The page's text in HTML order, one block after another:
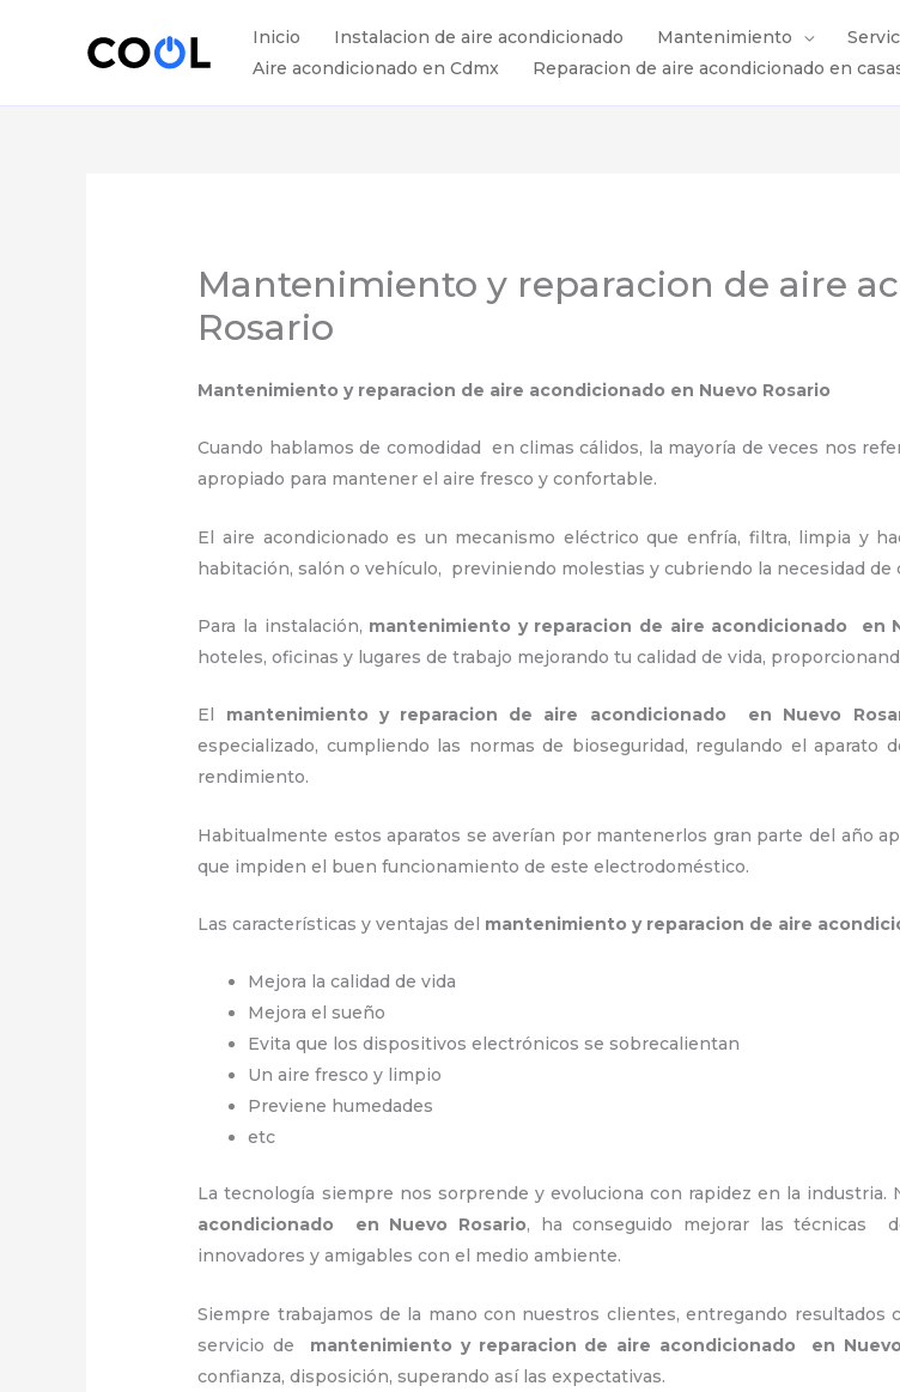
Inicio Instalacion de aire acondicionado Mantenimiento
Aire acondicionado en Cdmx
Reparacion de aire acondicionado en
Mantenimiento y reparacion de aire
Rosario
Mantenimiento y reparacion de aire acondicionado en Nuevo Rosario
Cuando hablamos de comodidad en climas cálidos, la mayoría de veces nos
apropiado para mantener el aire fresco y confortable.
El aire acondicionado es un mecanismo eléctrico que enfría, filtra, limpia y
habitación, salón o vehículo, previniendo molestias y cubriendo la necesidad de
Para la instalación, mantenimiento y reparacion de aire acondicionado en
hoteles, oficinas y lugares de trabajo mejorando tu calidad de vida,
El mantenimiento y reparacion de aire acondicionado en Nuevo
especializado, cumpliendo las normas de bioseguridad, regulando el
rendimiento.
Habitualmente estos aparatos se averían por mantenerlos gran parte del año
que impiden el buen funcionamiento de este electrodoméstico.
Las características y ventajas del mantenimiento y reparacion de aire
Mejora la calidad de vida
Mejora el sueño
Evita que los dispositivos electrónicos se sobrecalientan
Un aire fresco y limpio
Previene humedades
etc
La tecnología siempre nos sorprende y evoluciona con rapidez en la industria.
acondicionado en Nuevo Rosario, ha conseguido mejorar las técnicas
innovadores y amigables con el medio ambiente.
Siempre trabajamos de la mano con nuestros clientes, entregando
servicio de mantenimiento y reparacion de aire acondicionado en
confianza, disposición, superando así las expectativas.